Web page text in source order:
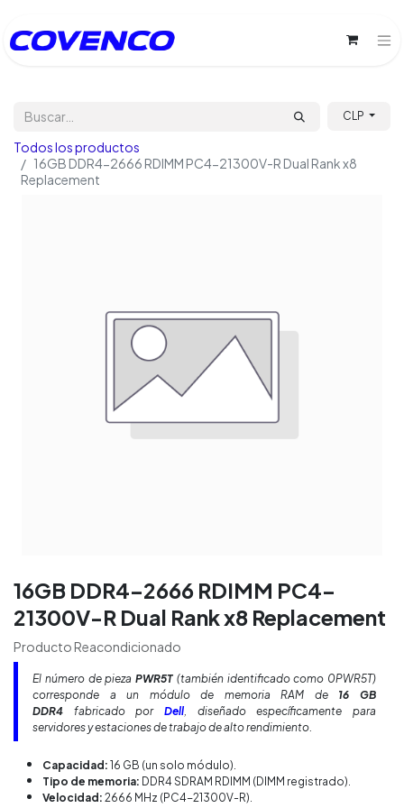
CLP
Todos los productos
16GB DDR4-2666 RDIMM PC4-21300V-R Dual Rank x8
Replacement
16GB DDR4-2666 RDIMM PC4-
21300V-R Dual Rank x8 Replacement
Producto Reacondicionado
El número de pieza PWR5T (también identificado como 0PWR5T)
corresponde a un módulo de memoria RAM de 16 GB
DDR4 fabricado por Dell, diseñado específicamente para
servidores y estaciones de trabajo de alto rendimiento.
Capacidad: 16 GB (un solo módulo).
Tipo de memoria: DDR4 SDRAM RDIMM (DIMM registrado).
Velocidad: 2666 MHz (PC4-21300V-R).